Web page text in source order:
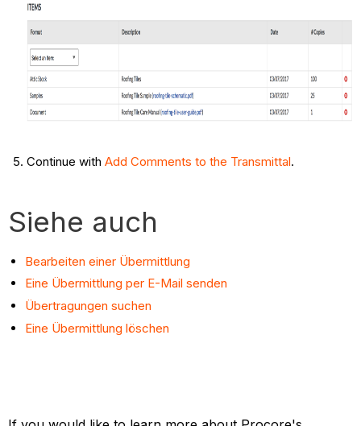
Continue with Add Comments to the Transmittal.
Siehe auch
Bearbeiten einer Übermittlung
Eine Übermittlung per E-Mail senden
Übertragungen suchen
Eine Übermittlung löschen